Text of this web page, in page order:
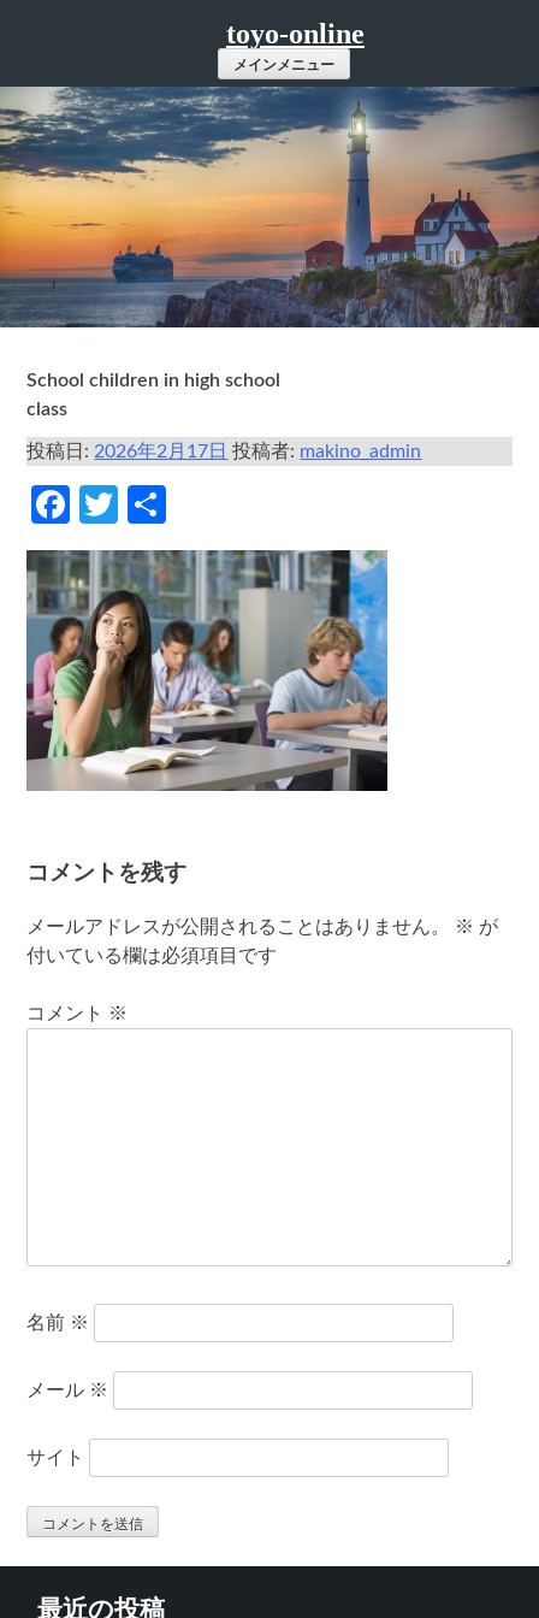
ツ
へ
ス
キ
ッ
プ
toyo-online
メインメニュー
School children in high school
class
投稿日: 2026年2月17日 投稿者: makino_admin
Facebook
Twitter
有
コメントを残す
メールアドレスが公開されることはありません。 ※ が
付いている欄は必須項目です
コメント ※
名前 ※
メール ※
サイト
最近の投稿